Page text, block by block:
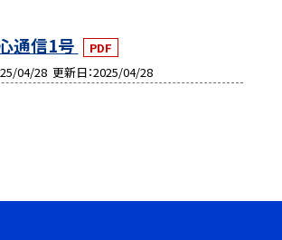
通信1号
PDF
04/28 更新日 2025/04/28